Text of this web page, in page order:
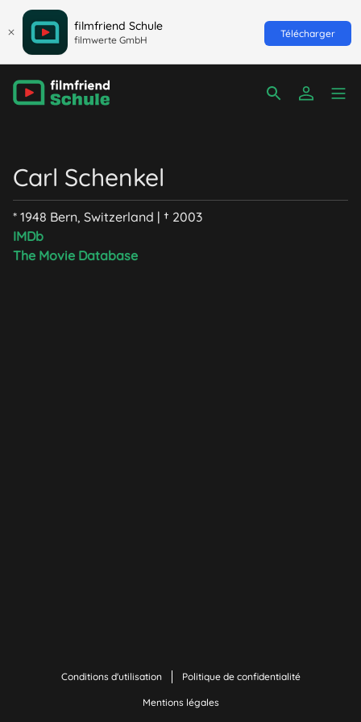
filmfriend Schule
filmwerte GmbH
Télécharger
Carl Schenkel
* 1948 Bern, Switzerland | † 2003
IMDb
The Movie Database
Conditions d'utilisation Politique de confidentialité
Mentions légales